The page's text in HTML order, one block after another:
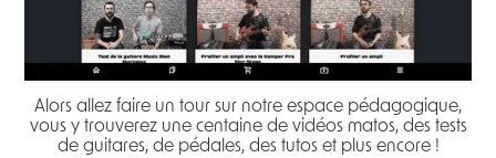
Alors allez faire un tour sur notre espace pédagogique,
vous y trouverez une centaine de vidéos matos, des tests
de guitares, de pédales, des tutos et plus encore !